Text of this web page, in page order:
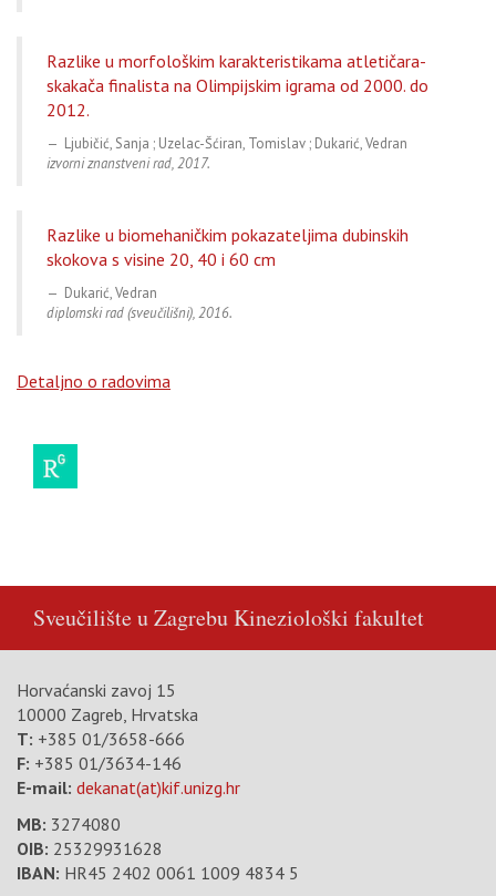
Razlike u morfološkim karakteristikama atletičara-
skakača finalista na Olimpijskim igrama od 2000. do
2012.
Ljubičić, Sanja ; Uzelac-Šćiran, Tomislav ; Dukarić, Vedran
izvorni znanstveni rad, 2017.
Razlike u biomehaničkim pokazateljima dubinskih
skokova s visine 20, 40 i 60 cm
Dukarić, Vedran
diplomski rad (sveučilišni), 2016.
Detaljno o radovima
Sveučilište u ZagrebuKineziološki fakultet
Horvaćanski zavoj 15
10000 Zagreb, Hrvatska
T: +385 01/3658-666
F: +385 01/3634-146
E-mail: dekanat(at)kif.unizg.hr
MB: 3274080
OIB: 25329931628
IBAN: HR45 2402 0061 1009 4834 5